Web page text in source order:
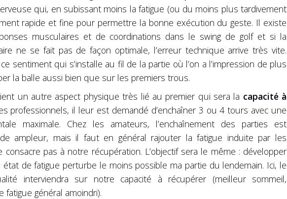
qui, en subissant moins la fatigue (ou du moins plus tardivement
rapide et fine pour permettre la bonne exécution du geste. Il existe
musculaires et de coordinations dans le swing de golf et si la
ne se fait pas de façon optimale, l’erreur technique arrive très vite.
sentiment qui s’installe au fil de la partie où l’on a l’impression de plus
la balle aussi bien que sur les premiers trous.
un autre aspect physique très lié au premier qui sera la capacité à
professionnels, il leur est demandé d’enchaîner 3 ou 4 tours avec une
maximale. Chez les amateurs, l’enchaînement des parties est
ampleur, mais il faut en général rajouter la fatigue induite par les
pas à notre récupération. L’objectif sera le même : développer
de fatigue perturbe le moins possible ma partie du lendemain. Ici, le
interviendra sur notre capacité à récupérer (meilleur sommeil,
général amoindri).